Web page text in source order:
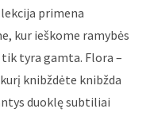
primena
kur ieškome ramybės
tyra gamta. Flora –
knibždėte knibžda
duoklę subtiliai